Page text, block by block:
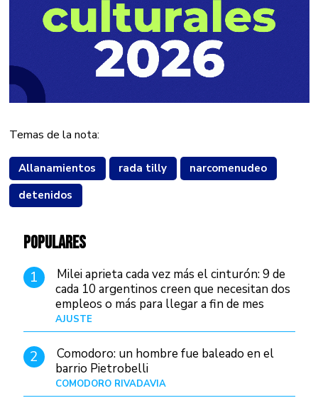
Temas de la nota:
Allanamientos rada tilly
narcomenudeo
detenidos
POPULARES
1
Milei aprieta cada vez más el cinturón: 9 de
cada 10 argentinos creen que necesitan dos
empleos o más para llegar a fin de mes
AJUSTE
2
Comodoro: un hombre fue baleado en el
barrio Pietrobelli
COMODORO RIVADAVIA